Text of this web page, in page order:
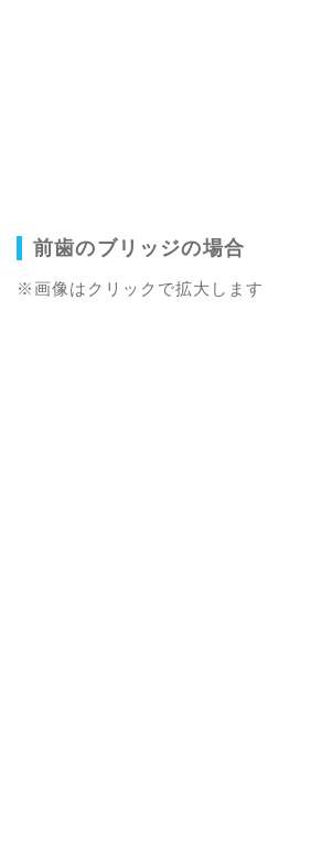
前歯のブリッジの場合
※画像はクリックで拡大します